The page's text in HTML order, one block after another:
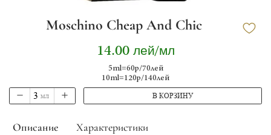
Moschino Cheap And Chic
14.00 лей/мл
5ml=60р/70лей
10ml=120р/140лей
мл В КОРЗИНУ
Описание Характеристики